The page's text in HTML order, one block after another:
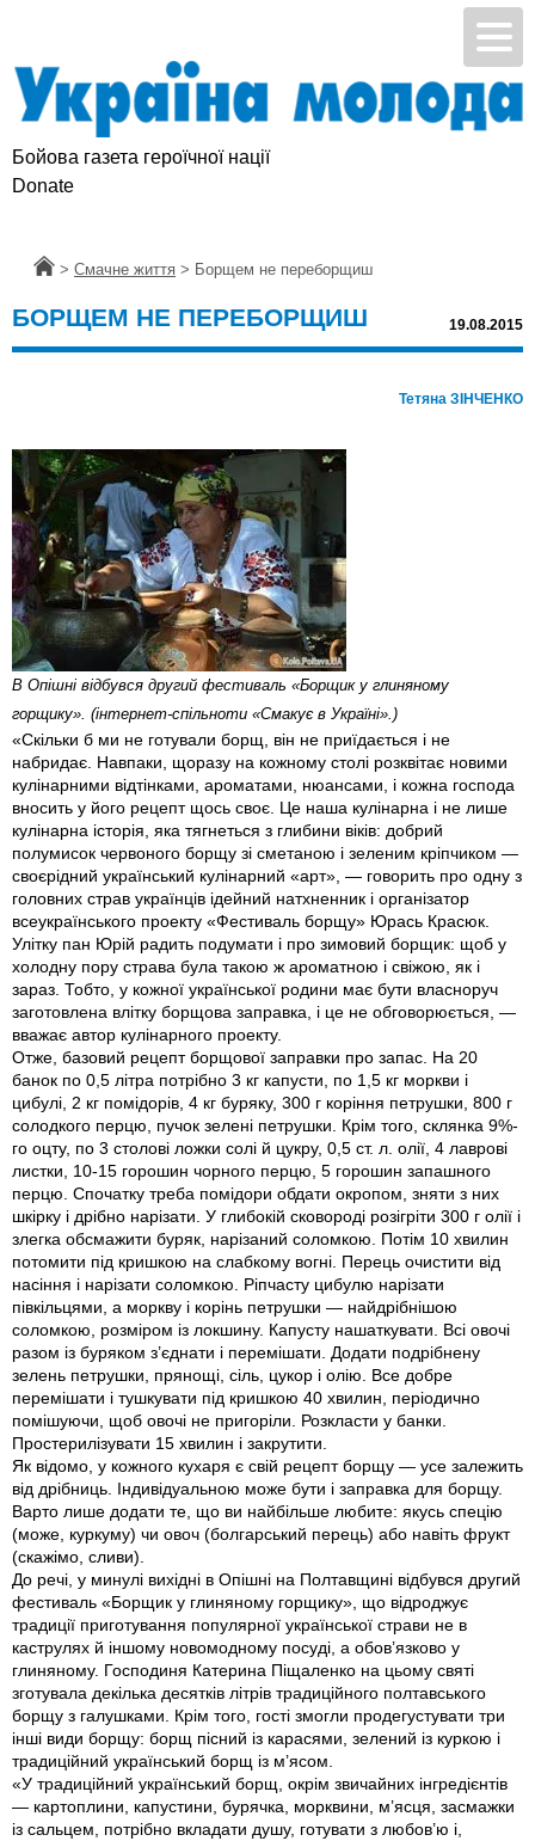
Бойова газета героїчної нації
Donate
Головна
> Смачне життя > Борщем не переборщиш
БОРЩЕМ НЕ ПЕРЕБОРЩИШ 19.08.2015
Тетяна ЗІНЧЕНКО
В Опішні відбувся другий фестиваль «Борщик у глиняному
горщику». (інтернет-спільноти «Смакує в Україні».)
«Скільки б ми не готували борщ, він не приїдається і не
набридає. Навпаки, щоразу на кожному столі розквітає новими
кулінарними відтінками, ароматами, нюансами, і кожна господа
вносить у його рецепт щось своє. Це наша кулінарна і не лише
кулінарна історія, яка тягнеться з глибини віків: добрий
полумисок червоного борщу зі сметаною і зеленим кріпчиком —
своєрідний український кулінарний «арт», — говорить про одну з
головних страв українців ідейний натхненник і організатор
всеукраїнського проекту «Фестиваль борщу» Юрась Красюк.
Улітку пан Юрій радить подумати і про зимовий борщик: щоб у
холодну пору страва була такою ж ароматною і свіжою, як і
зараз. Тобто, у кожної української родини має бути власноруч
заготовлена влітку борщова заправка, і це не обговорюється, —
вважає автор кулінарного проекту.
Отже, базовий рецепт борщової заправки про запас. На 20
банок по 0,5 літра потрібно 3 кг капусти, по 1,5 кг моркви і
цибулі, 2 кг помідорів, 4 кг буряку, 300 г коріння петрушки, 800 г
солодкого перцю, пучок зелені петрушки. Крім того, склянка 9%-
го оцту, по 3 столові ложки солі й цукру, 0,5 ст. л. олії, 4 лаврові
листки, 10-15 горошин чорного перцю, 5 горошин запашного
перцю. Спочатку треба помідори обдати окропом, зняти з них
шкірку і дрібно нарізати. У глибокій сковороді розігріти 300 г олії і
злегка обсмажити буряк, нарізаний соломкою. Потім 10 хвилин
потомити під кришкою на слабкому вогні. Перець очистити від
насіння і нарізати соломкою. Ріпчасту цибулю нарізати
півкільцями, а моркву і корінь петрушки — найдрібнішою
соломкою, розміром із локшину. Капусту нашаткувати. Всі овочі
разом із буряком з’єднати і перемішати. Додати подрібнену
зелень петрушки, прянощі, сіль, цукор і олію. Все добре
перемішати і тушкувати під кришкою 40 хвилин, періодично
помішуючи, щоб овочі не пригоріли. Розкласти у банки.
Простерилізувати 15 хвилин і закрутити.
Як відомо, у кожного кухаря є свій рецепт борщу — усе залежить
від дрібниць. Індивідуальною може бути і заправка для борщу.
Варто лише додати те, що ви найбільше любите: якусь спецію
(може, куркуму) чи овоч (болгарський перець) або навіть фрукт
(скажімо, сливи).
До речі, у минулі вихідні в Опішні на Полтавщині відбувся другий
фестиваль «Борщик у глиняному горщику», що відроджує
традиції приготування популярної української страви не в
каструлях й іншому новомодному посуді, а обов’язково у
глиняному. Господиня Катерина Піщаленко на цьому святі
зготувала декілька десятків літрів традиційного полтавського
борщу з галушками. Крім того, гості змогли продегустувати три
інші види борщу: борщ пісний із карасями, зелений із куркою і
традиційний український борщ із м’ясом.
«У традиційний український борщ, окрім звичайних інгредієнтів
— картоплини, капустини, бурячка, морквини, м’ясця, засмажки
із сальцем, потрібно вкладати душу, готувати з любов’ю і,